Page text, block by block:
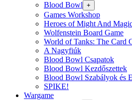
Blood Bowl +
Games Workshop
Heroes of Might And
Wolfenstein Board Game
World of Tanks: The Card
A Nagyfiúk
Blood Bowl Csapatok
Blood Bowl Kezdőszettek
Blood Bowl Szabályok és
SPIKE!
Wargame